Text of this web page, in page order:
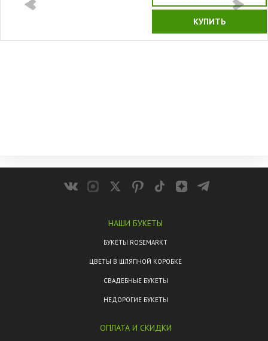
КУПИТЬ
НАШИ БУКЕТЫ
БУКЕТЫ ROSEMARKT
ЦВЕТЫ В ШЛЯПНОЙ КОРОБКЕ
СВАДЕБНЫЕ БУКЕТЫ
НЕДОРОГИЕ БУКЕТЫ
ОПЛАТА И СКИДКИ